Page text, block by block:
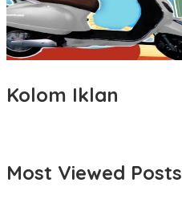
Kolom Iklan
Most Viewed Posts